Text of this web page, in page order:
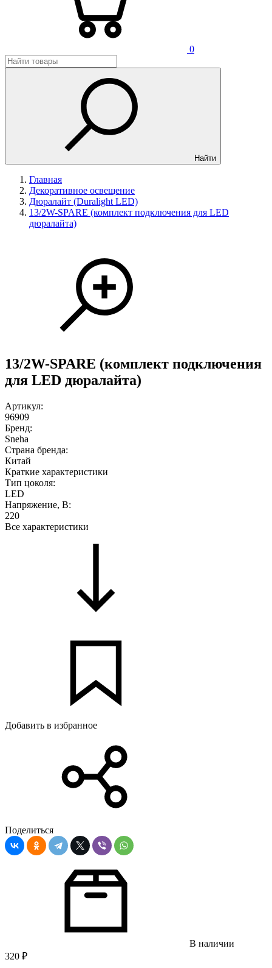
0
Найти
Главная
Декоративное освещение
Дюралайт (Duralight LED)
13/2W-SPARE (комплект подключения для LED
дюралайта)
13/2W-SPARE (комплект подключения
для LED дюралайта)
Артикул:
96909
Бренд:
Sneha
Страна бренда:
Китай
Краткие характеристики
Тип цоколя:
LED
Напряжение, В:
220
Все характеристики
Добавить в избранное
Поделиться
В наличии
320 ₽